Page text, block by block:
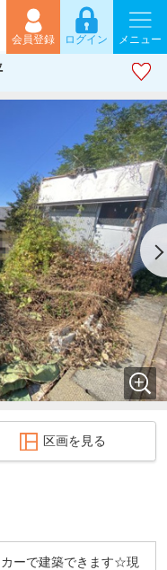
会員登録 ログイン メニュー
区画を見る
ーで建築できます☆現